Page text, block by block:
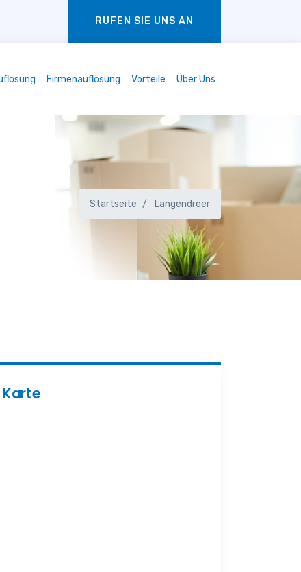
RUFEN SIE UNS AN
Firmenauflösung Vorteile Über Uns
Startseite Langendreer
Karte